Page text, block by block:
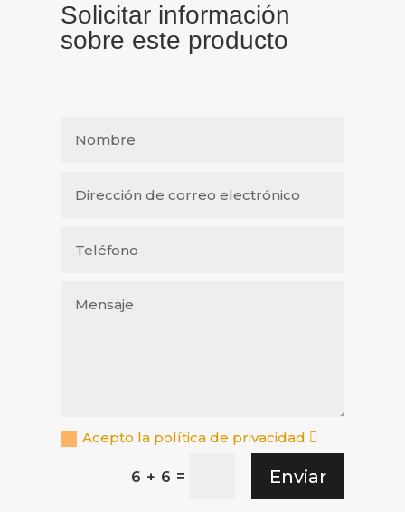
Solicitar información
sobre este producto
Acepto la política de privacidad
6 + 6 = Enviar